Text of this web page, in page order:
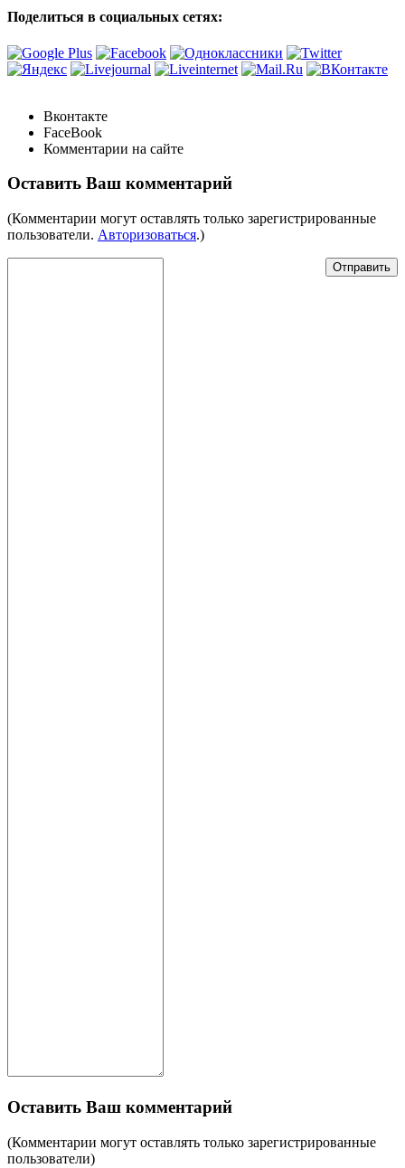
Поделиться в социальных сетях:
Вконтакте
FaceBook
Комментарии на сайте
Оставить Ваш комментарий
(Комментарии могут оставлять только зарегистрированные
пользователи. Авторизоваться.)
Оставить Ваш комментарий
(Комментарии могут оставлять только зарегистрированные
пользователи)